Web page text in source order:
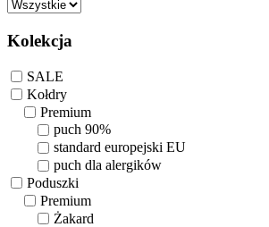
Kolekcja
SALE
Kołdry
Premium
puch 90%
standard europejski EU
puch dla alergików
Poduszki
Premium
Żakard